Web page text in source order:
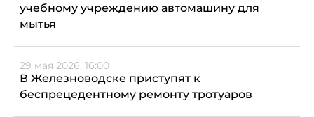
учебному учреждению автомашину для
мытья
29 мая 2026, 16:00
В Железноводске приступят к
беспрецедентному ремонту тротуаров